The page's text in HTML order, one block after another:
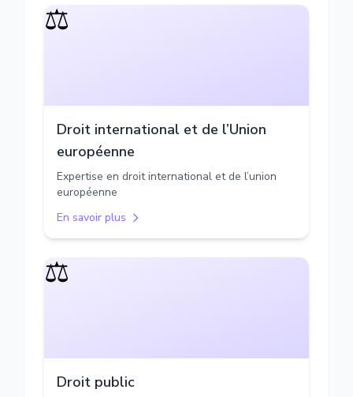
⚖️
Droit international et de l’Union
européenne
Expertise en droit international et de l’union
européenne
En savoir plus
⚖️
Droit public